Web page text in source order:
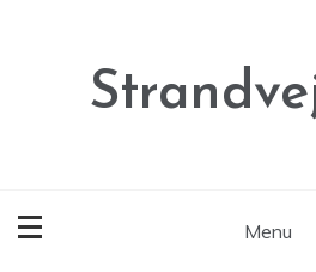
Menu